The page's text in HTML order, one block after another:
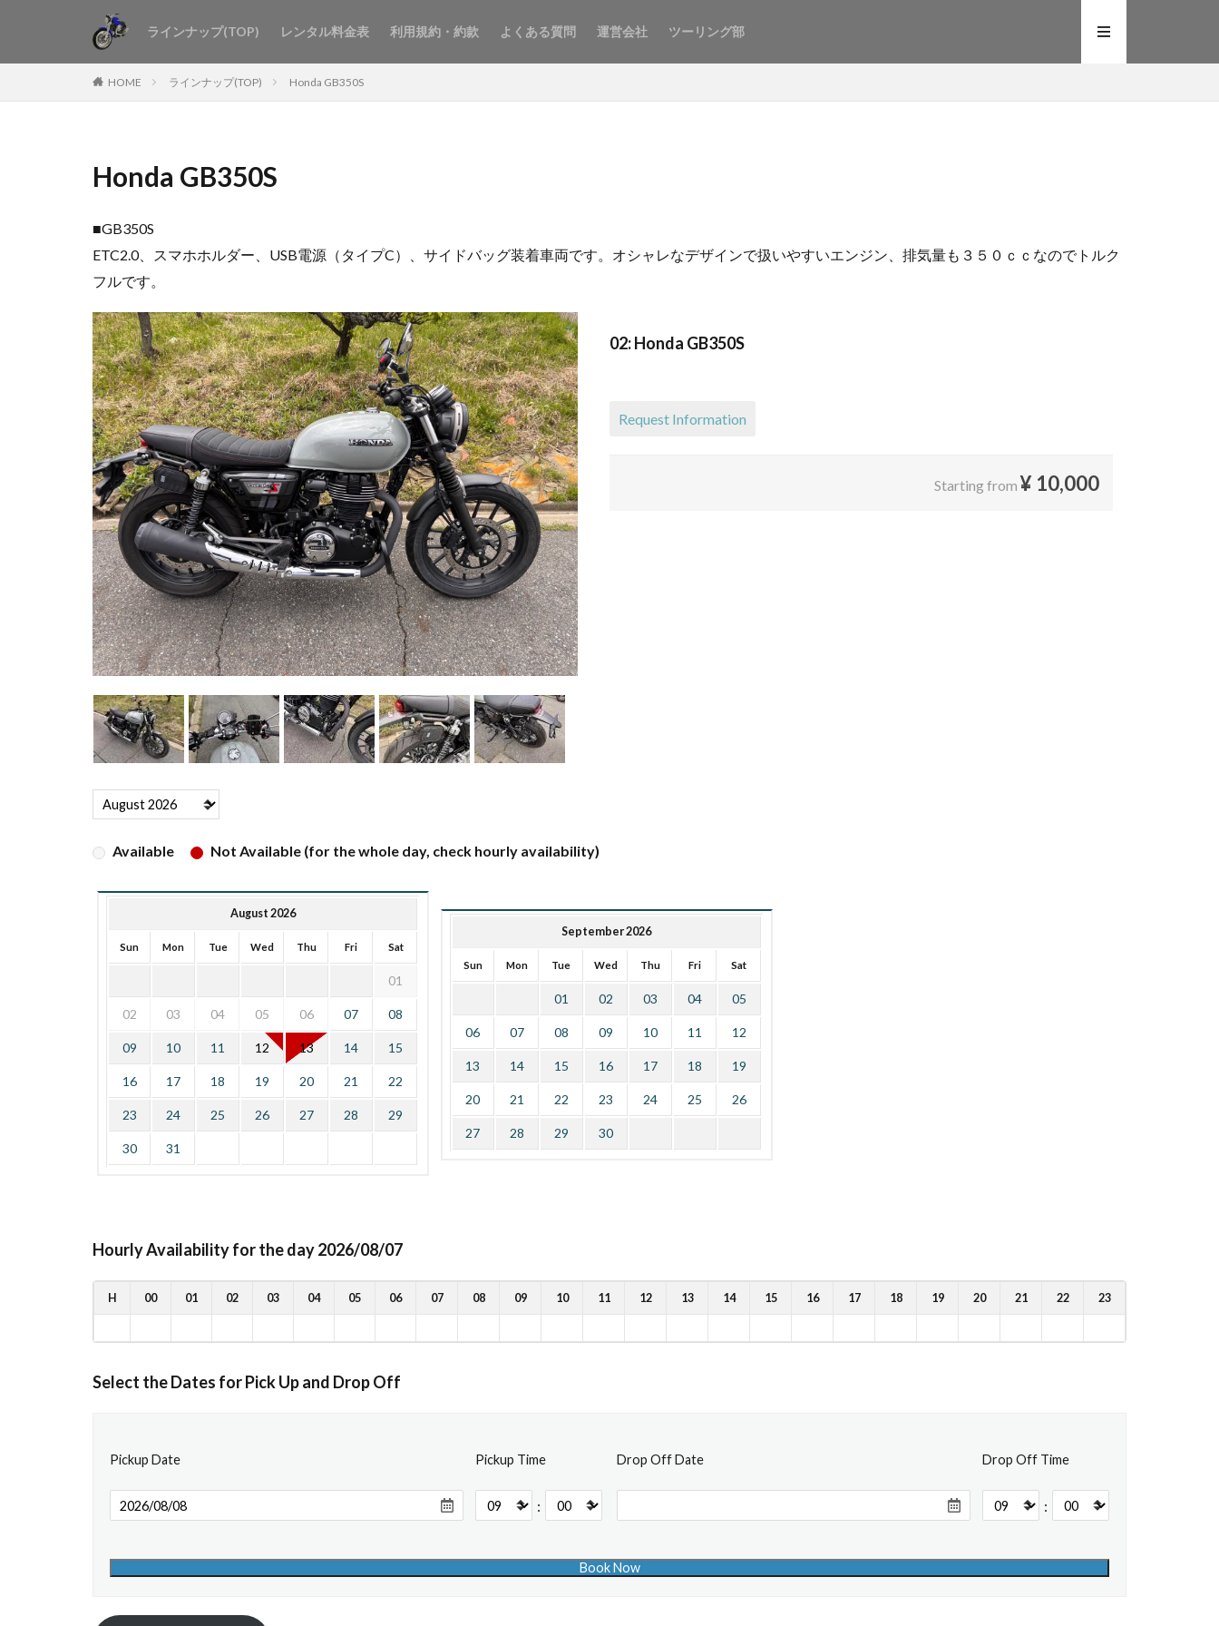
ラインナップ(TOP) レンタル料金表 利用規約・約款 よくある質問 運営会社 ツーリング部
HOME ラインナップ(TOP) Honda GB350S
Honda GB350S
■GB350S
ETC2.0、スマホホルダー、USB電源（タイプC）、サイドバッグ装着車両です。オシャレなデザインで扱いやすいエンジン、排気量も３５０ｃｃなのでトルク
フルです。
02: Honda GB350S
Request Information
Starting from ¥ 10,000
Available Not Available (for the whole day, check hourly availability)
August 2026
Sun Mon Tue Wed Thu Fri Sat
01
02 03 04 05 06 07 08
09 10 11 12 13 14 15
16 17 18 19 20 21 22
23 24 25 26 27 28 29
30 31
September 2026
Sun Mon Tue Wed Thu Fri Sat
01 02 03 04 05
06 07 08 09 10 11 12
13 14 15 16 17 18 19
20 21 22 23 24 25 26
27 28 29 30
Hourly Availability for the day 2026/08/07
H 00 01 02 03 04 05 06 07 08 09 10 11 12 13 14 15 16 17 18 19 20 21 22 23
Select the Dates for Pick Up and Drop Off
Pickup Date Pickup Time
:
Drop Off Date Drop Off Time
: